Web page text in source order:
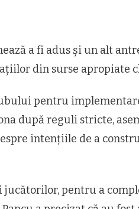
a fi adus și un alt
din surse apropiate
pentru
după reguli stricte,
intențiile de a
pentru a